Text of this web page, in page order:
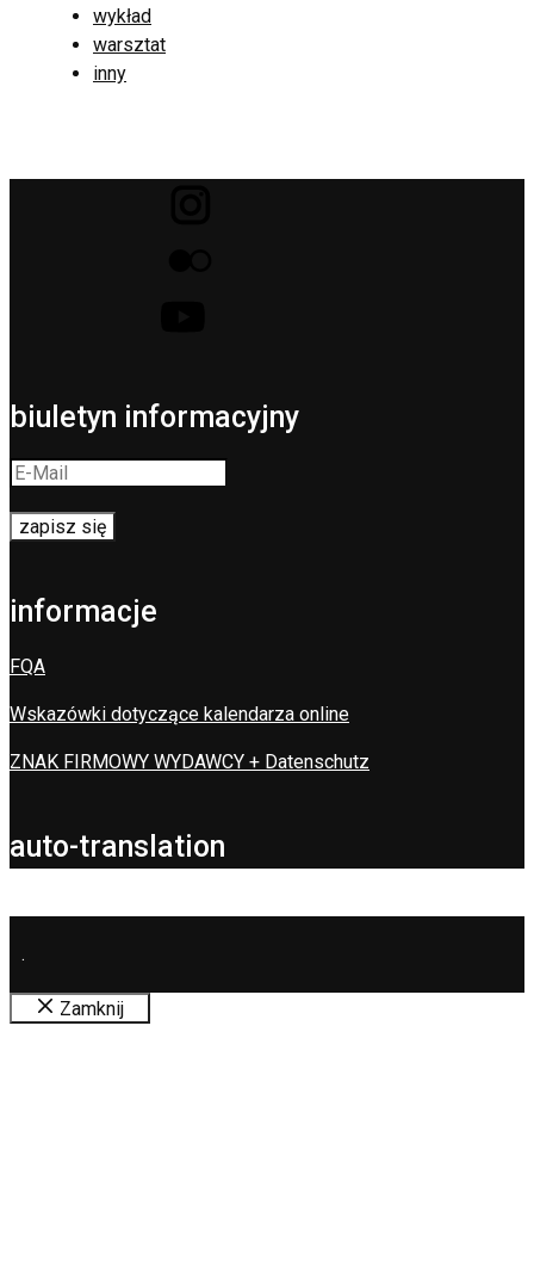
wykład
warsztat
inny
biuletyn informacyjny
informacje
FQA
Wskazówki dotyczące kalendarza online
ZNAK FIRMOWY WYDAWCY + Datenschutz
auto-translation
.
Zamknij